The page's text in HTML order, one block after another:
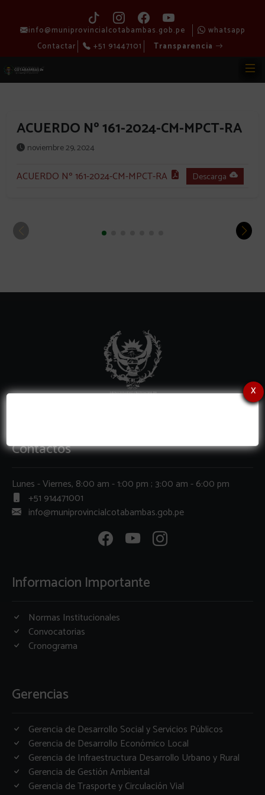
info@muniprovincialcotabambas.gob.pe
whatsapp
Contactar
+51 91447101 Transparencia
ACUERDO Nº 161-2024-CM-MPCT-RA
noviembre 29, 2024
ACUERDO Nº 161-2024-CM-MPCT-RA Descarga
x
Contactos
Lunes - Viernes, 8:00 am - 1:00 pm ; 3:00 am - 6:00 pm
+51 914471001
info@muniprovincialcotabambas.gob.pe
Informacion Importante
Normas Institucionales
Convocatorias
Cronograma
Gerencias
Gerencia de Desarrollo Social y Servicios Públicos
Gerencia de Desarrollo Económico Local
Gerencia de Infraestructura Desarrollo Urbano y Rural
Gerencia de Gestión Ambiental
Gerencia de Trasporte y Circulación Vial